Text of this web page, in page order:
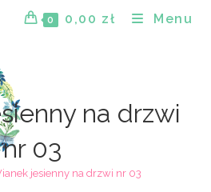
0 0,00 zł Menu
na drzwi
nr 03
jesienny na drzwi nr 03